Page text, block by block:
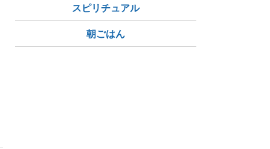
スピリチュアル
朝ごはん